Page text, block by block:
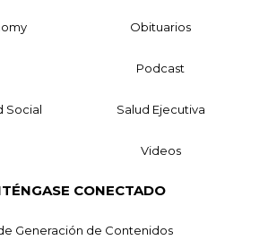
Obituarios
Podcast
Social Salud Ejecutiva
Videos
CONECTADO
Generación de Contenidos